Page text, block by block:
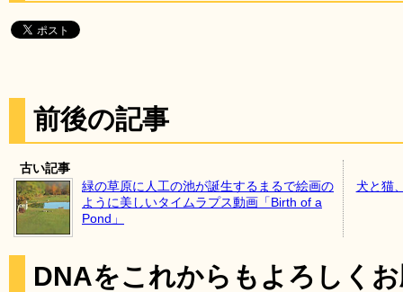
前後の記事
古い記事
緑の草原に人工の池が誕生するまるで絵画の
ように美しいタイムラプス動画「Birth of a
Pond」
犬と猫
DNAをこれからもよろしく